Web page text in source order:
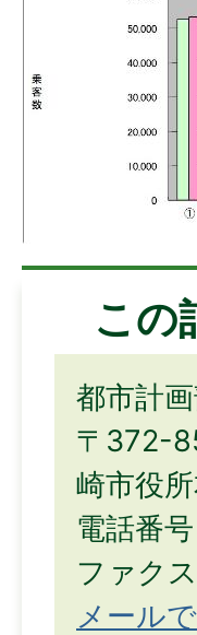
この
都市計
〒372-
崎市役
電話番
ファク
メール